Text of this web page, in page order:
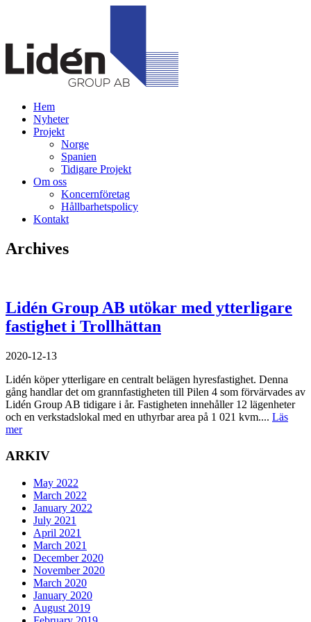
Hem
Nyheter
Projekt
Norge
Spanien
Tidigare Projekt
Om oss
Koncernföretag
Hållbarhetspolicy
Kontakt
Archives
Lidén Group AB utökar med ytterligare
fastighet i Trollhättan
2020-12-13
Lidén köper ytterligare en centralt belägen hyresfastighet. Denna
gång handlar det om grannfastigheten till Pilen 4 som förvärvades av
Lidén Group AB tidigare i år. Fastigheten innehåller 12 lägenheter
och en verkstadslokal med en uthyrbar area på 1 021 kvm.... Läs
mer
ARKIV
May 2022
March 2022
January 2022
July 2021
April 2021
March 2021
December 2020
November 2020
March 2020
January 2020
August 2019